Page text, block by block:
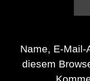
Name, E-Mail-
diesem